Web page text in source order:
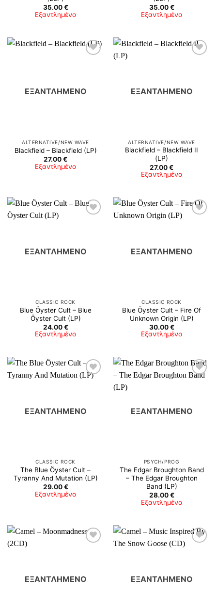
35.00€
Εξαντλημένο
35.00€
Εξαντλημένο
ΕΞΑΝΤΛΗΜΈΝΟ
ALTERNATIVE/NEW WAVE
Blackfield – Blackfield (LP)
27.00€
Εξαντλημένο
ΕΞΑΝΤΛΗΜΈΝΟ
ALTERNATIVE/NEW WAVE
Blackfield – Blackfield II
(LP)
27.00€
Εξαντλημένο
ΕΞΑΝΤΛΗΜΈΝΟ
CLASSIC ROCK
Blue Öyster Cult – Blue
Öyster Cult (LP)
24.00€
Εξαντλημένο
ΕΞΑΝΤΛΗΜΈΝΟ
CLASSIC ROCK
Blue Öyster Cult – Fire Of
Unknown Origin (LP)
30.00€
Εξαντλημένο
ΕΞΑΝΤΛΗΜΈΝΟ
CLASSIC ROCK
The Blue Öyster Cult –
Tyranny And Mutation (LP)
29.00€
Εξαντλημένο
ΕΞΑΝΤΛΗΜΈΝΟ
PSYCH/PROG
The Edgar Broughton Band
– The Edgar Broughton
Band (LP)
28.00€
Εξαντλημένο
ΕΞΑΝΤΛΗΜΈΝΟ ΕΞΑΝΤΛΗΜΈΝΟ